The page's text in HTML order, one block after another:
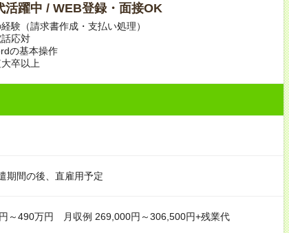
活躍中 / WEB登録・面接OK
験（請求書作成・支払い処理）
応対
の基本操作
卒以上
期間の後、直雇用予定
～490万円 月収例 269,000円～306,500円+残業代